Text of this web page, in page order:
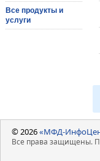
Все продукты и
услуги
© 2026«МФД-
Все права защищены.